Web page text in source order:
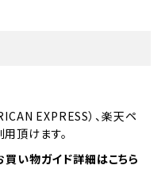
EXPRESS）、楽天ペ
頂けます。
買い物ガイド詳細はこちら